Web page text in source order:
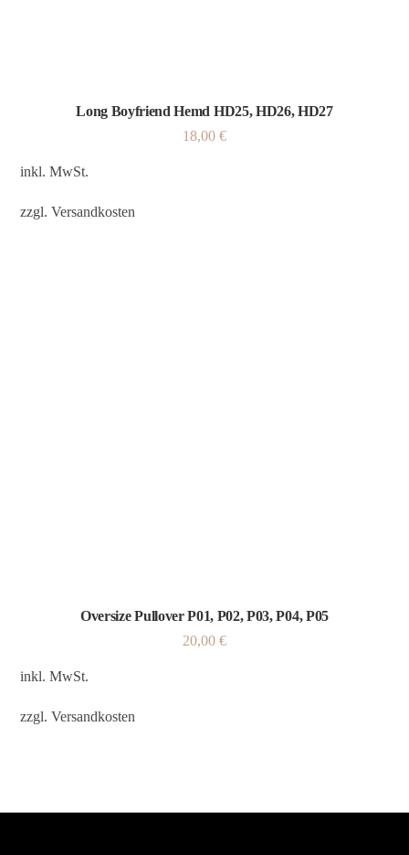
Long Boyfriend Hemd HD25, HD26, HD27
18,00 €
inkl. MwSt.
zzgl.Versandkosten
Oversize Pullover P01, P02, P03, P04, P05
20,00 €
inkl. MwSt.
zzgl.Versandkosten